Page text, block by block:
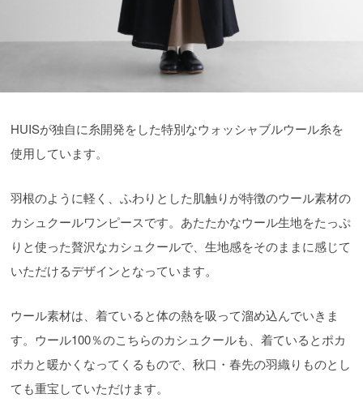
HUISが独自に糸開発をした特別なウォッシャブルウール糸を
使用しています。
羽根のように軽く、ふわりとした肌触りが特徴のウール素材の
カシュクールワンピースです。あたたかなウール生地をたっぷ
りと使った贅沢なカシュクールで、生地感をそのままに感じて
いただけるデザインとなっています。
ウール素材は、着ていると体の熱を吸って溜め込んでいきま
す。ウール100％のこちらのカシュクールも、着ているとポカ
ポカと暖かくなってくるもので、秋口・春先の羽織りものとし
ても重宝していただけます。